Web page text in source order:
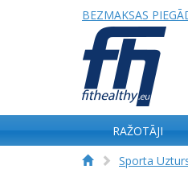
BEZMAKSAS
RAŽOTĀJI
Sporta